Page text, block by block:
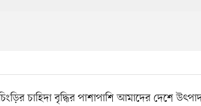
চাহিদা বৃদ্ধির পাশাপাশি আমাদের দেশে